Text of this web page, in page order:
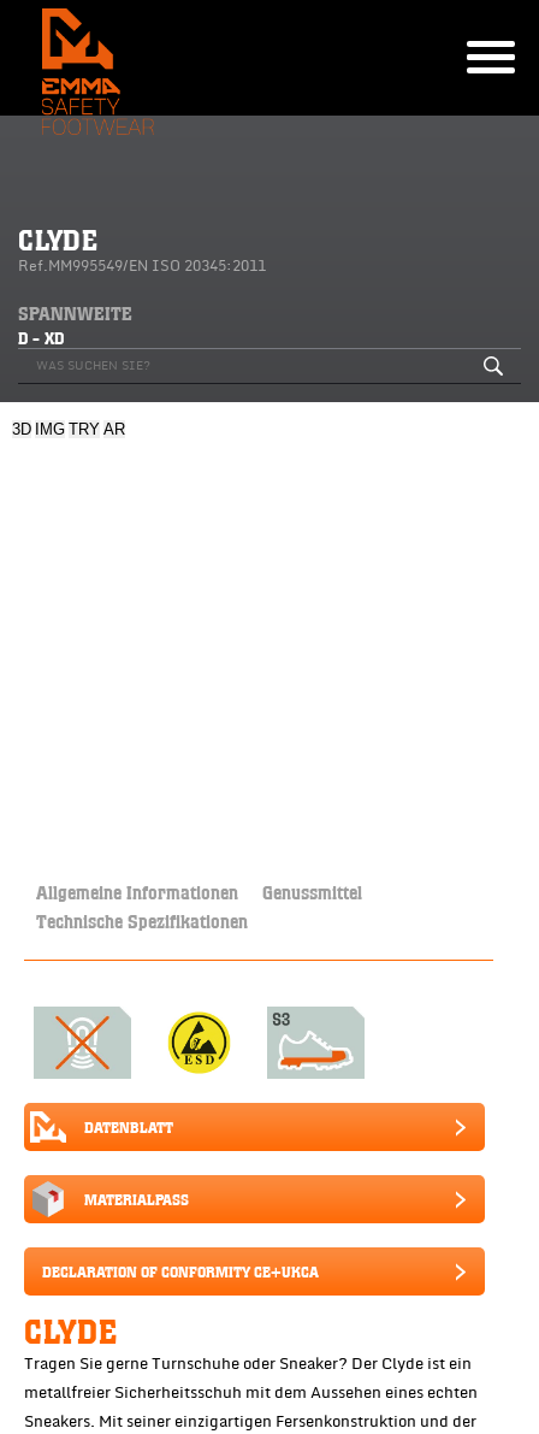
CLYDE
Ref.MM995549/EN ISO 20345:2011
SPANNWEITE
D - XD
3D IMG TRY AR
Allgemeine Informationen Genussmittel
Technische Spezifikationen
DATENBLATT
MATERIALPASS
DECLARATION OF CONFORMITY CE+UKCA
CLYDE
Tragen Sie gerne Turnschuhe oder Sneaker? Der Clyde ist ein
metallfreier Sicherheitsschuh mit dem Aussehen eines echten
Sneakers. Mit seiner einzigartigen Fersenkonstruktion und der